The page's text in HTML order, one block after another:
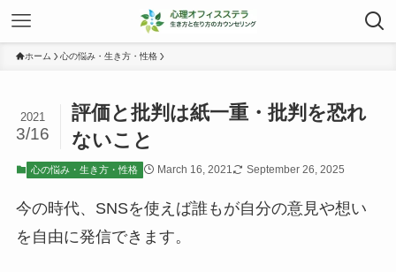
ホーム 心の悩み・生き方・性格
評価と批判は紙一重・批判を恐れ
ないこと
2021
3/16
心の悩み・生き方・性格 March 16, 2021 September 26, 2025
今の時代、SNSを使えば誰もが自分の意見や想い
を自由に発信できます。